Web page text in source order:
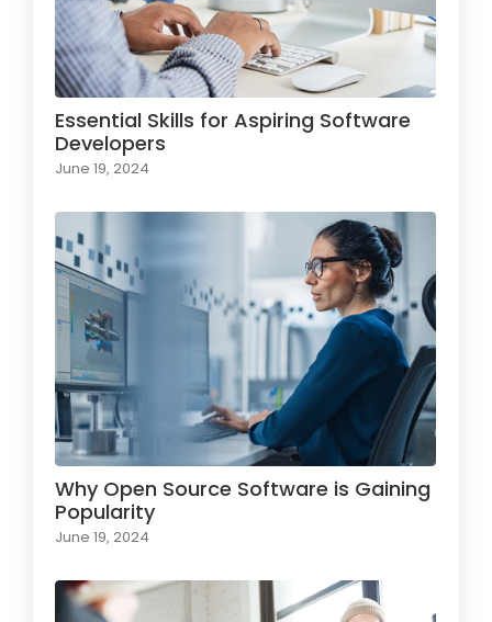
Essential Skills for Aspiring Software
Developers
June 19, 2024
Why Open Source Software is Gaining
Popularity
June 19, 2024